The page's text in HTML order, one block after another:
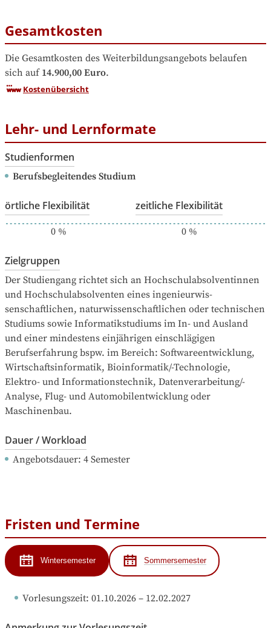
Gesamtkosten
Die Gesamtkosten des Weiterbildungsangebots belaufen
sich auf 14.900,00 Euro.
Kostenübersicht
Lehr- und Lernformate
Studienformen
Berufsbegleitendes Studium
örtliche Flexibilität
0%
zeitliche Flexibilität
0%
Zielgruppen
Der Studiengang richtet sich an Hochschulabsolventinnen
und Hochschulabsolventen eines ingenieurwis­
senschaftlichen, naturwissenschaftlichen oder technischen
Studiums sowie Informatikstu­diums im In- und Ausland
und einer mindestens einjährigen einschlägigen
Berufserfahrung bspw. im Bereich: Softwareentwicklung,
Wirtschaftsinformatik, Bioinformatik/-Technologie,
Elektro- und Informationstechnik, Datenverarbeitung/-
Analyse, Flug- und Automobilentwicklung oder
Maschinenbau.
Dauer / Workload
Angebotsdauer: 4 Semester
Fristen und Termine
Wintersemester Sommersemester
Vorlesungszeit: 01.10.2026 – 12.02.2027